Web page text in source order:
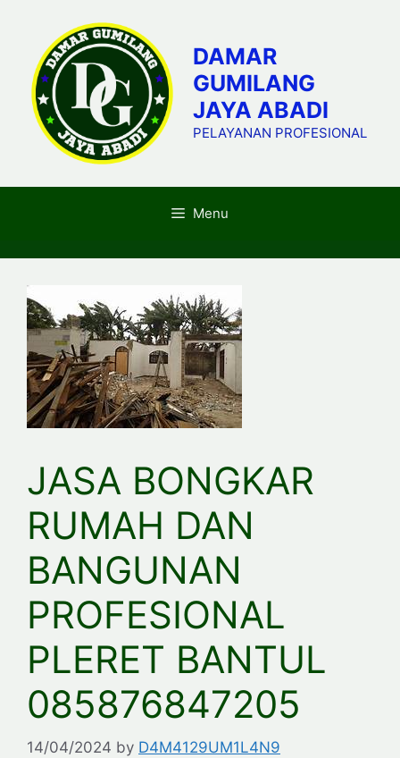
content
DAMAR
GUMILANG
JAYA ABADI
PELAYANAN PROFESIONAL
Menu
JASA BONGKAR
RUMAH DAN
BANGUNAN
PROFESIONAL
PLERET BANTUL
085876847205
14/04/2024 by D4M4129UM1L4N9